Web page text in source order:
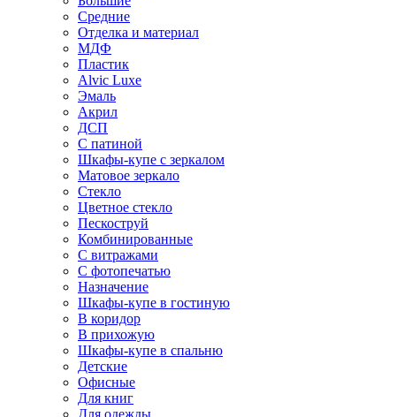
Средние
Отделка и материал
МДФ
Пластик
Alvic Luxe
Эмаль
Акрил
ДСП
С патиной
Шкафы-купе с зеркалом
Матовое зеркало
Стекло
Цветное стекло
Пескоструй
Комбинированные
С витражами
С фотопечатью
Назначение
Шкафы-купе в гостиную
В коридор
В прихожую
Шкафы-купе в спальню
Детские
Офисные
Для книг
Для одежды